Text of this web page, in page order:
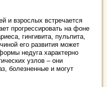
и взрослых встречается
прогрессировать на фоне
гингивита, пульпита,
его развития может
недуга характерно
узлов – они
болезненные и могут